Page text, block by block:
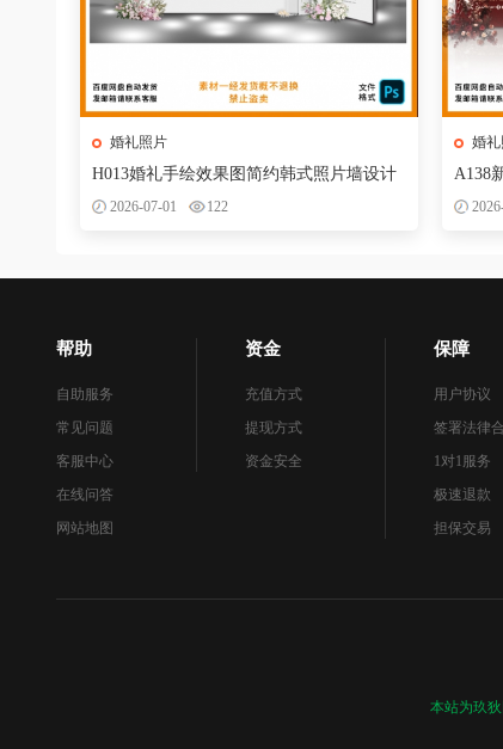
婚礼照片
H013婚礼手绘效果图简约韩式照片墙设计
素材psd分层
2026-07-01 122
婚
A138
片墙
帮助
自助服务
常见问题
客服中心
在线问答
网站地图
资金
充值方式
提现方式
资金安全
保障
用户协议
签署法律
1对1服务
极速退款
担保交易
本站为玖